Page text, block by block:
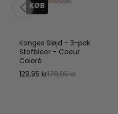
KØB
Konges Sløjd - 3-pak
Stofbleer - Coeur
Coloré
129,95 kr179,95 kr